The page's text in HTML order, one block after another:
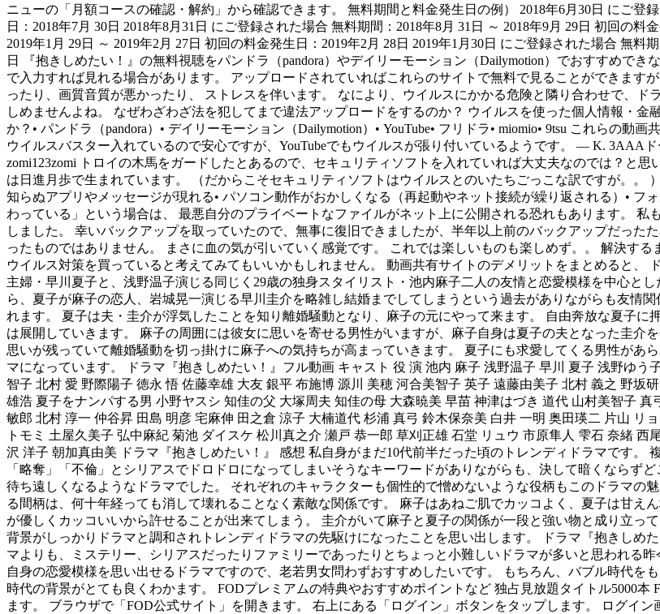
ニューの「月額コースの確認・解約」から確認できます。 無料期間と料金発生日の例） 2018年6月30日 にご登
日：2018年7月 30日 2018年8月31日 にご登録された場合 無料期間：2018年8月 31日 ～ 2018年9月 29日 初回の料
2019年1月 29日 ～ 2019年2月 27日 初回の料金発生日：2019年2月 28日 2019年1月30日 にご登録された場合 無料
日 『抱きしめたい！』の無料視聴をパンドラ（pandora）やデイリーモーション（Dailymotion）でおすすめで
で入力すれば見れる場合があります。 アップロードされていればこれらのサイトで無料で見ることができます
ったり、画質音質が悪かったり、 ストレスを伴います。 なにより、ウイルスにかかる危険と隣り合わせで、
しめませんよね。 なぜわざわざ法を犯してまで違法アップロードをするのか？ ウイルスを使った個人情報・
か？• パンドラ（pandora）• デイリーモーション（Dailymotion）• YouTube• フリドラ• miomio• 9tsu これらの動
ウイルスバスター入れているので安心ですが、YouTubeでもウイルスが張り付いているようです。 — K. 3AAA
zomi123zomi トロイの木馬をガードしたとあるので、セキュリティソフトを入れていれば大丈夫なのでは？と
は日進月歩で生まれています。 （だからこそセキュリティソフトはウイルスとのいたちごっこな訳ですが。。
知らぬアプリやメッセージが現れる• パソコン動作がおかしくなる（再起動やネット接続が繰り返される）•
わっている」という場合は、 最悪自分のプライベートなファイルがネット上に公開される恐れもあります。
しました。 幸いバックアップを取っていたので、無事に復旧できましたが、半年以上前のバックアップだった
ったものではありません。 まさに血の気が引いていく感覚です。 これでは楽しいものも楽しめず。。 解決す
ウイルス対策を買っていると考えてみてもいいかもしれません。 動画共有サイトのデメリットをまとめると、
主婦・早川夏子と、浅野温子演じる同じく29歳の独身スタイリスト・池内麻子二人の友情と恋愛模様を中心と
ら、夏子が麻子の恋人、岩城晃一演じる早川圭介を略雑し結婚までしてしまうという過去がありながらも友情
れます。 夏子は夫・圭介が浮気したことを知り離婚騒動となり、麻子の元にやって来ます。 自由奔放な夏子
は展開していきます。 麻子の周囲には彼女に思いを寄せる男性がいますが、麻子自身は夏子の夫となった圭介
思いが残っていて離婚騒動を切っ掛けに麻子への気持ちが高まっていきます。 夏子にも求愛してくる男性があ
マになっています。 ドラマ『抱きしめたい！』フル動画 キャスト 役 演 池内 麻子 浅野温子 早川 夏子 浅野ゆう
智子 北村 愛 野際陽子 徳永 悟 佐藤幸雄 大友 銀平 布施博 源川 美穂 河合美智子 英子 遠藤由美子 北村 義之 野坂
雄浩 夏子をナンパする男 小野ヤスシ 知佳の父 大塚周夫 知佳の母 大森暁美 早苗 神津はづき 道代 山村美智子
敏郎 北村 淳一 仲谷昇 田島 明彦 宅麻伸 田之倉 涼子 大楠道代 杉浦 真弓 鈴木保奈美 白井 一明 奥田瑛二 片山 リ
トモミ 土屋久美子 弘中麻紀 菊池 ダイスケ 松川真之介 瀬戸 恭一郎 草刈正雄 石堂 リュウ 市原隼人 雫石 奈緒
沢 洋子 朝加真由美 ドラマ『抱きしめたい！』 感想 私自身がまだ10代前半だった頃のトレンディドラマです。
「略奪」「不倫」とシリアスでドロドロになってしまいそうなキーワードがありながらも、決して暗くならず
待ち遠しくなるようなドラマでした。 それぞれのキャラクターも個性的で憎めないような役柄もこのドラマの
る間柄は、何十年経っても消して壊れることなく素敵な関係です。 麻子はあねご肌でカッコよく、夏子は甘え
が優しくカッコいいから許せることが出来てしまう。 圭介がいて麻子と夏子の関係が一段と強い物と成り立っ
背景がしっかりドラマと調和されトレンディドラマの先駆けになったことを思い出します。 ドラマ『抱きしめ
マよりも、ミステリー、シリアスだったりファミリーであったりとちょっと小難しいドラマが多いと思われる
自身の恋愛模様を思い出せるドラマですので、老若男女問わずおすすめしたいです。 もちろん、バブル時代を
時代の背景がとても良くわかます。 FODプレミアムの特典やおすすめポイントなど 独占見放題タイトル5000本
ます。 ブラウザで「FOD公式サイト」を開きます。 右上にある「ログイン」ボタンをタップします。 ログイ